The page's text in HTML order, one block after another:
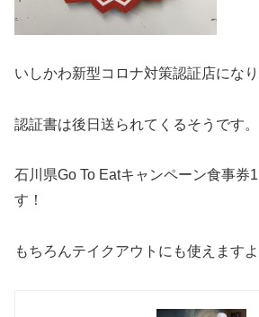
いしかわ新型コロナ対策認証店になり
認証書は後日送られてくるそうです。
石川県Go To Eatキャンペーン食事券
す！
もちろんテイクアウトにも使えますよ